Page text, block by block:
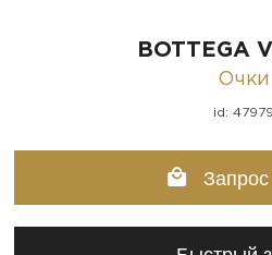
BOTTEGA
Очки
id: 47979